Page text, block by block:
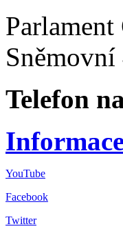
Sněmovní
Telefon
YouTube
Facebook
Twitter